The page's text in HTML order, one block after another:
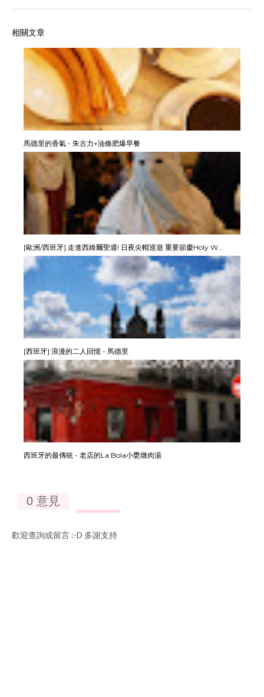
相關文章
馬德里的香氣 - 朱古力+油條肥爆早餐
[歐洲/西班牙] 走進西維爾聖週! 日夜尖帽巡遊 重要節慶Holy W...
[西班牙] 浪漫的二人回憶 - 馬德里
西班牙的最傳統 - 老店的La Bola小甕燉肉湯
0 意見
歡迎查詢或留言 :-D 多謝支持